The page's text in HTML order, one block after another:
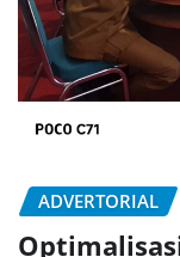
ADVERTORIAL